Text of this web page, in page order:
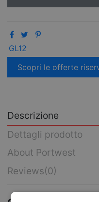
GL12
Scopri le offerte
Descrizione
Dettagli prodotto
About Portwest
Reviews(0)